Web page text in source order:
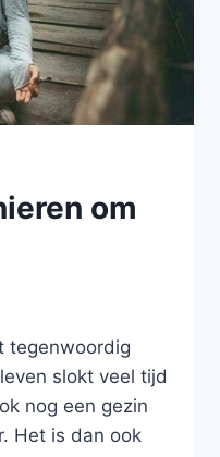
om
tegenwoordig
slokt veel tijd
nog een gezin
Het is dan ook